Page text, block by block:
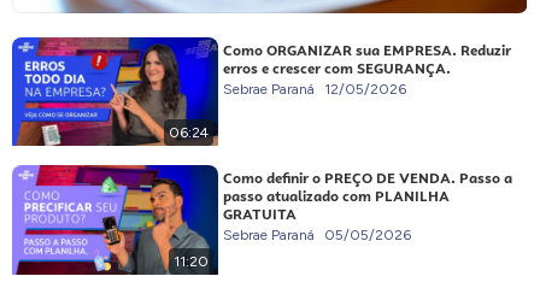
06:24
Como ORGANIZAR sua EMPRESA. Reduzir
erros e crescer com SEGURANÇA.
Sebrae Paraná 12/05/2026
11:20
Como definir o PREÇO DE VENDA. Passo a
passo atualizado com PLANILHA
GRATUITA
Sebrae Paraná 05/05/2026